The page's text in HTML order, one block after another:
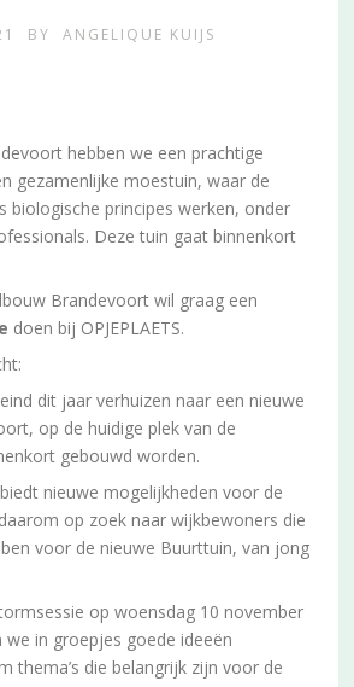
BY ANGELIQUE KUIJS
hebben we een prachtige
gezamenlijke moestuin, waar de
biologische principes werken, onder
Deze tuin gaat binnenkort
Brandevoort wil graag een
doen bij OPJEPLAETS.
dit jaar verhuizen naar een nieuwe
op de huidige plek van de
gebouwd worden.
nieuwe mogelijkheden voor de
op zoek naar wijkbewoners die
voor de nieuwe Buurttuin, van jong
op woensdag 10 november
we in groepjes goede ideeën
thema’s die belangrijk zijn voor de